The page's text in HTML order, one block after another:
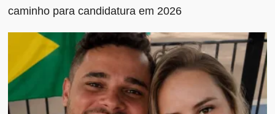
caminho para candidatura em 2026